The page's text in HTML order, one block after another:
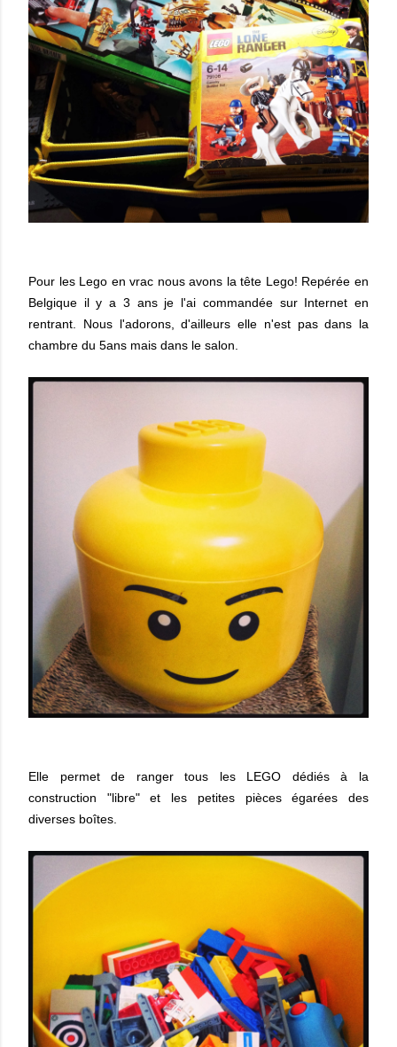
Pour les Lego en vrac nous avons la tête Lego! Repérée en
Belgique il y a 3 ans je l'ai commandée sur Internet en
rentrant. Nous l'adorons, d'ailleurs elle n'est pas dans la
chambre du 5ans mais dans le salon.
Elle permet de ranger tous les LEGO dédiés à la
construction "libre" et les petites pièces égarées des
diverses boîtes.